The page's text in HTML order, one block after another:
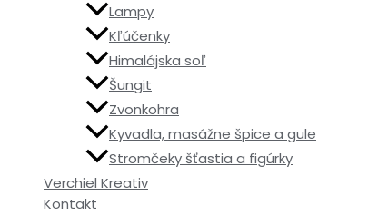
Lampy
Kľúčenky
Himalájska soľ
Šungit
Zvonkohra
Kyvadla, masážne špice a gule
Stromčeky šťastia a figúrky
Verchiel Kreativ
Kontakt